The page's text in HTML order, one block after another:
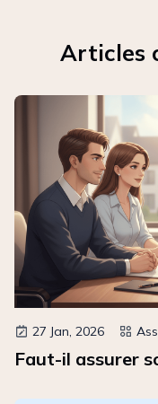
Articles
27 Jan, 2026
Faut-il assurer